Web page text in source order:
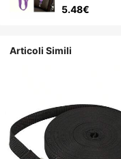
5.48€
Articoli Simili